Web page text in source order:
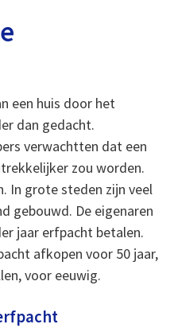
een huis door het
dan gedacht.
verwachtten dat een
zou worden.
In grote steden zijn veel
gebouwd. De eigenaren
jaar erfpacht betalen.
afkopen voor 50 jaar,
voor eeuwig.